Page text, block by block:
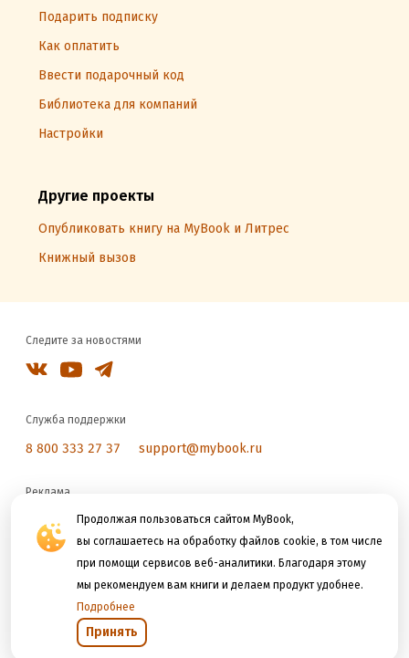
Продолжая пользоваться сайтом MyBook,
вы соглашаетесь на обработку файлов cookie, в том числе
при помощи сервисов веб-аналитики. Благодаря этому
мы рекомендуем вам книги и делаем продукт удобнее.
Подробнее
Принять
Подарить подписку
Как оплатить
Ввести подарочный код
Библиотека для компаний
Настройки
Другие проекты
Опубликовать книгу на MyBook и Литрес
Книжный вызов
Следите за новостями
Служба поддержки
8 800 333 27 37 support@mybook.ru
Реклама
reklama@litres.ru
Мы принимаем к оплате
Открыть в приложении